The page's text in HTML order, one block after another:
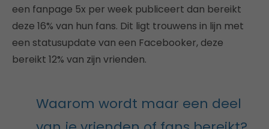
een fanpage 5x per week publiceert dan bereikt
deze 16% van hun fans. Dit ligt trouwens in lijn met
een statusupdate van een Facebooker, deze
bereikt 12% van zijn vrienden.
Waarom wordt maar een deel